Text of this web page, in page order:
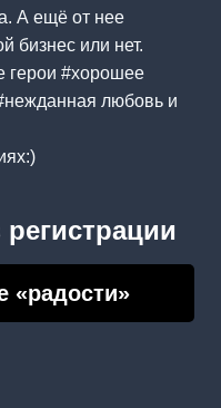
А ещё от нее
бизнес или нет.
герои #хорошее
любовь и
«радости»